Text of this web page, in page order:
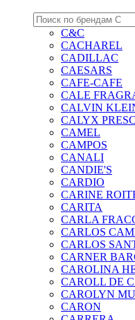
C&C
CACHAREL
CADILLAC
CAESARS
CAFE-CAFE
CALE
CALVIN
CALYX
CAMEL
CAMPOS
CANALI
CANDIE'S
CARDIO
CARINE
CARITA
CARLA
CARLOS
CARLOS
CARNER
CAROLINA
CAROLL DE
CAROLYN
CARON